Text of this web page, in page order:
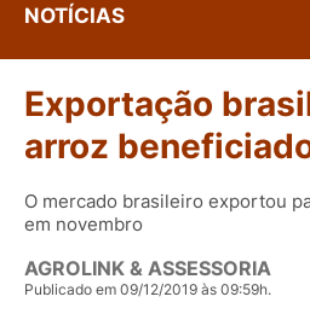
NOTÍCIAS
Exportação
arroz
O mercado brasileiro exportou
em novembro
AGROLINK & ASSESSORIA
Publicado em 09/12/2019 às 09:59h.